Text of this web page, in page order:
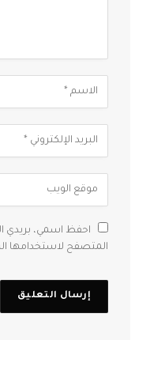
احفظ اسمي، بريدي
المتصفح لاستخدامها